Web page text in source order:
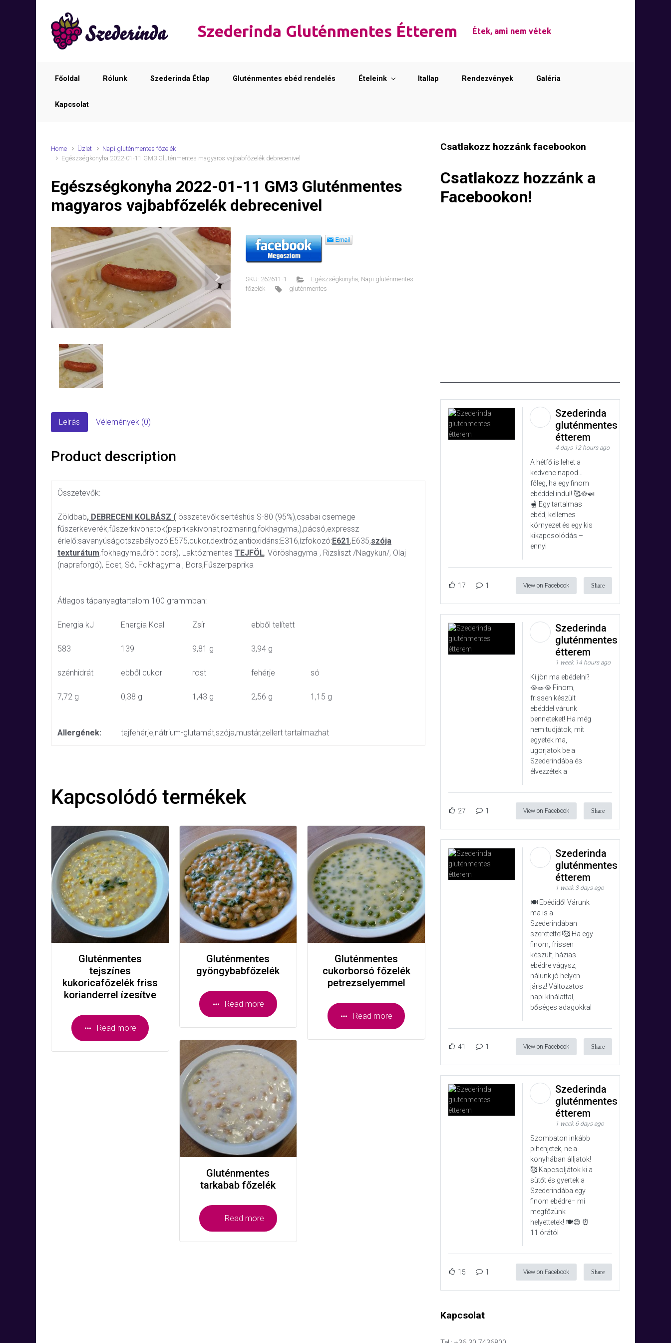
Szederinda Gluténmentes Étterem Étek, ami nem vétek
Főoldal Rólunk Szederinda Étlap Gluténmentes ebéd rendelés Ételeink Itallap Rendezvények Galéria
Kapcsolat
Home Üzlet
Napi gluténmentes főzelék
Egészségkonyha 2022-01-11 GM3 Gluténmentes magyaros vajbabfőzelék debrecenivel
Egészségkonyha 2022-01-11 GM3 Gluténmentes
magyaros vajbabfőzelék debrecenivel
Next SKU: 262611-1 Egészségkonyha, Napi gluténmentes
főzelék
gluténmentes
Leírás Vélemények (0)
Product description
Összetevők:
Zöldbab, DEBRECENI KOLBÁSZ ( összetevők:sertéshús S-80 (95%),csabai csemege
fűszerkeverék,fűszerkivonatok(paprikakivonat,rozmaring,fokhagyma,),pácsó,expressz
érlelő:savanyúságotszabályozó:E575,cukor,dextróz,antioxidáns:E316,ízfokozó:E621,E635,szója
texturátum,fokhagyma,őrölt bors), Laktózmentes TEJFÖL, Vöröshagyma , Rizsliszt /Nagykun/, Olaj
(napraforgó), Ecet, Só, Fokhagyma , Bors,Fűszerpaprika
Átlagos tápanyagtartalom 100 grammban:
Energia kJ Energia Kcal Zsír ebből telített
583 139 9,81 g 3,94 g
szénhidrát ebből cukor rost fehérje só
7,72 g 0,38 g 1,43 g 2,56 g 1,15 g
Allergének: tejfehérje,nátrium-glutamát,szója,mustár,zellert tartalmazhat
Kapcsolódó termékek
Gluténmentes
tejszínes
kukoricafőzelék friss
korianderrel ízesítve
Read more
Gluténmentes
gyöngybabfőzelék
Read more
Gluténmentes
tarkabab főzelék
Read more
Gluténmentes
cukorborsó főzelék
petrezselyemmel
Read more
Csatlakozz hozzánk facebookon
Csatlakozz hozzánk a
Facebookon!
Szederinda
gluténmentes
étterem
4 days 12 hours ago
A hétfő is lehet a
kedvenc napod…
főleg, ha egy finom
ebéddel indul! 🥰🥘🍛
🫕 Egy tartalmas
ebéd, kellemes
környezet és egy kis
kikapcsolódás –
ennyi
17 1 View on Facebook Share
Szederinda
gluténmentes
étterem
1 week 14 hours ago
Ki jön ma ebédelni?
🥘🥗🥘 Finom,
frissen készült
ebéddel várunk
benneteket! Ha még
nem tudjátok, mit
egyetek ma,
ugorjatok be a
Szederindába és
élvezzétek a
27 1 View on Facebook Share
Szederinda
gluténmentes
étterem
1 week 3 days ago
🍽️ Ebédidő! Várunk
ma is a
Szederindában
szeretettel!🥰 Ha egy
finom, frissen
készült, házias
ebédre vágysz,
nálunk jó helyen
jársz! Változatos
napi kínálattal,
bőséges adagokkal
41 1 View on Facebook Share
Szederinda
gluténmentes
étterem
1 week 6 days ago
Szombaton inkább
pihenjetek, ne a
konyhában álljatok!
🥰 Kapcsoljátok ki a
sütőt és gyertek a
Szederindába egy
finom ebédre– mi
megfőzünk
helyettetek! 🍽️😊 ⏰
11 órától
15 1 View on Facebook Share
Kapcsolat